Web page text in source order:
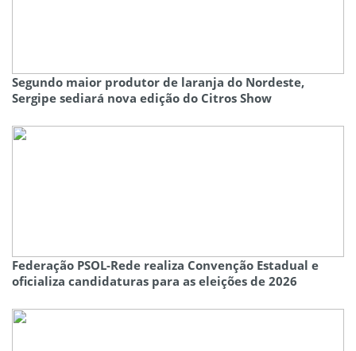
Segundo maior produtor de laranja do Nordeste,
Sergipe sediará nova edição do Citros Show
Federação PSOL-Rede realiza Convenção Estadual e
oficializa candidaturas para as eleições de 2026